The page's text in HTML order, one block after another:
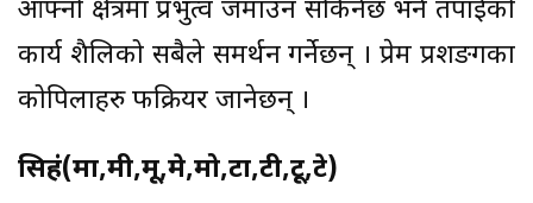
आफ्नो क्षेत्रमा प्रभुत्व जमाउँन सकिनेछ भने तपाईको
कार्य शैलिको सबैले समर्थन गर्नेछन् । प्रेम प्रशङगका
कोपिलाहरु फक्रियर जानेछन् ।
सिहं(मा,मी,मू,मे,मो,टा,टी,टू,टे)